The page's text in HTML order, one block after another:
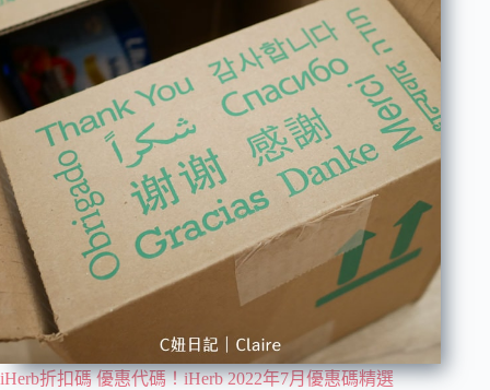
iHerb折扣碼 優惠代碼！iHerb 2022年7月優惠碼精選